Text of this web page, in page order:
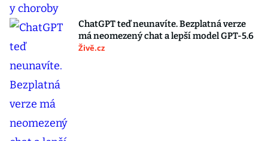
ChatGPT teď neunavíte. Bezplatná verze
má neomezený chat a lepší model GPT-5.6
Živě.cz